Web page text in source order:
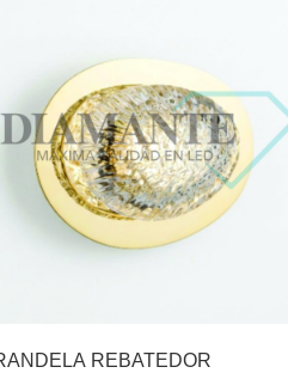
REBATEDOR